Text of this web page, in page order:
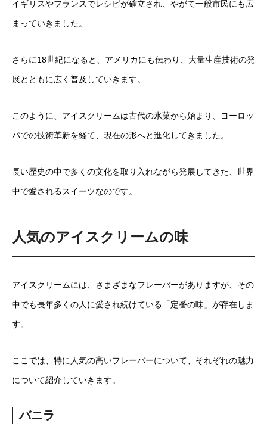
イギリスやフランスでレシピが確立され、やがて一般市民にも広
まっていきました。
さらに18世紀になると、アメリカにも伝わり、大量生産技術の発
展とともに広く普及していきます。
このように、アイスクリームは古代の氷菓から始まり、ヨーロッ
パでの技術革新を経て、現在の形へと進化してきました。
長い歴史の中で多くの文化を取り入れながら発展してきた、世界
中で愛されるスイーツなのです。
人気のアイスクリームの味
アイスクリームには、さまざまなフレーバーがありますが、その
中でも長年多くの人に愛され続けている「定番の味」が存在しま
す。
ここでは、特に人気の高いフレーバーについて、それぞれの魅力
について紹介していきます。
バニラ